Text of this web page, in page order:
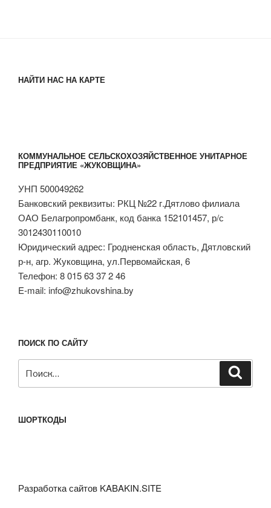
НАЙТИ НАС НА КАРТЕ
КОММУНАЛЬНОЕ СЕЛЬСКОХОЗЯЙСТВЕННОЕ УНИТАРНОЕ
ПРЕДПРИЯТИЕ «ЖУКОВЩИНА»
УНП 500049262
Банковский реквизиты: РКЦ №22 г.Дятлово филиала
ОАО Белагропромбанк, код банка 152101457, р/с
3012430110010
Юридический адрес: Гродненская область, Дятловский
р-н, агр. Жуковщина, ул.Первомайская, 6
Телефон: 8 015 63 37 2 46
E-mail: info@zhukovshina.by
ПОИСК ПО САЙТУ
ШОРТКОДЫ
Разработка сайтов KABAKIN.SITE